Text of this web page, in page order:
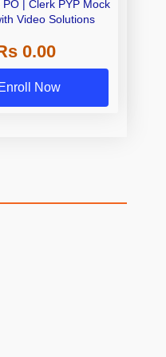
PO | Clerk PYP Mock
Video Solutions
0.00
Enroll Now